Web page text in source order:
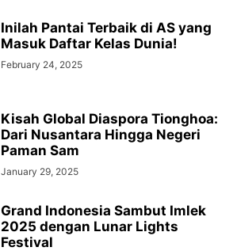
Inilah Pantai Terbaik di AS yang
Masuk Daftar Kelas Dunia!
February 24, 2025
Kisah Global Diaspora Tionghoa:
Dari Nusantara Hingga Negeri
Paman Sam
January 29, 2025
Grand Indonesia Sambut Imlek
2025 dengan Lunar Lights
Festival